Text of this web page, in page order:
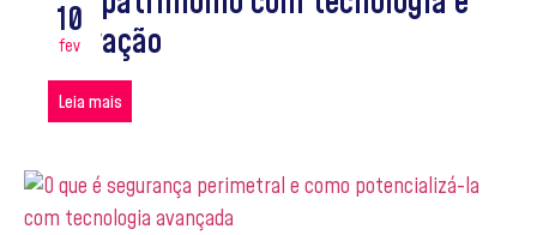
inovação
Leia mais
10
fev